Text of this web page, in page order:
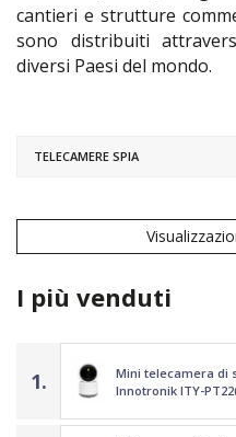
cantieri e strutture
sono distribuiti
diversi Paesi del mondo.
TELECAMERE SPIA
I più venduti
1.
Mini telecamera di
Innotronik ITY-